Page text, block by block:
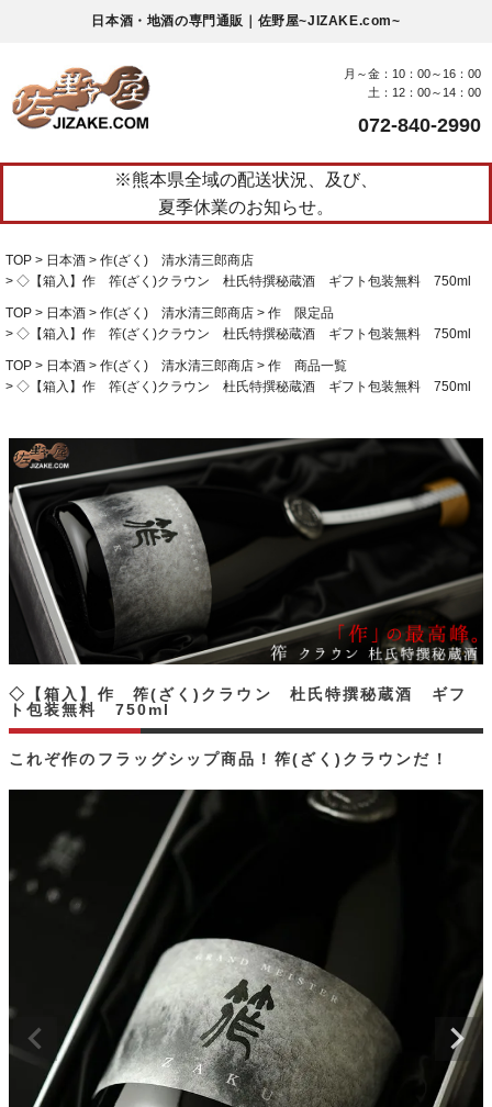
日本酒・地酒の専門通販｜佐野屋~JIZAKE.com~
月～金：10：00～16：00
土：12：00～14：00
072-840-2990
※熊本県全域の配送状況、及び、
夏季休業のお知らせ。
TOP 日本酒
作(ざく) 清水清三郎商店
◇【箱入】作 筰(ざく)クラウン 杜氏特撰秘蔵酒 ギフト包装無料 750ml
TOP 日本酒 作(ざく) 清水清三郎商店
作 限定品
◇【箱入】作 筰(ざく)クラウン 杜氏特撰秘蔵酒 ギフト包装無料 750ml
TOP 日本酒 作(ざく) 清水清三郎商店
作 商品一覧
◇【箱入】作 筰(ざく)クラウン 杜氏特撰秘蔵酒 ギフト包装無料 750ml
これぞ作のフラッグシップ商品！筰(ざく)クラウンだ！
◇【箱入】作 筰(ざく)クラウン 杜氏特撰秘蔵酒 ギフ
ト包装無料 750ml